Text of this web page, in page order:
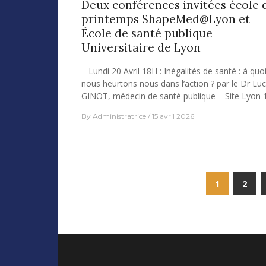
Deux conférences invitées école
printemps ShapeMed@Lyon et
École de santé publique
Universitaire de Lyon
– Lundi 20 Avril 18H : Inégalités de santé : à quoi
nous heurtons nous dans l’action ? par le Dr Luc
GINOT, médecin de santé publique – Site Lyon
By Administratrice 15 avril 2026
1 2